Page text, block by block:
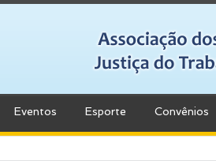
Eventos Esporte Convênios